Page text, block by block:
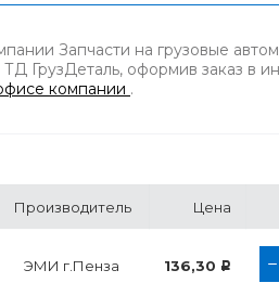
Запчасти на грузовые
ГрузДеталь, оформив заказ в
компании .
Производитель Цена
ЭМИ г.Пенза 136,30 Р